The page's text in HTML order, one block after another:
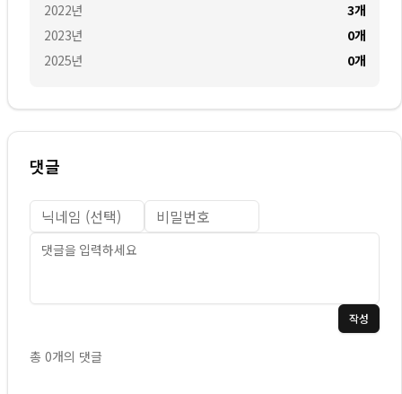
2022년
2023년
2025년
3개
0개
0개
댓글
작성
총 0개의 댓글